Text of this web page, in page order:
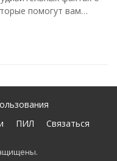
помогут вам
Получите
сделает ваш уход за
ПИЛ Связаться